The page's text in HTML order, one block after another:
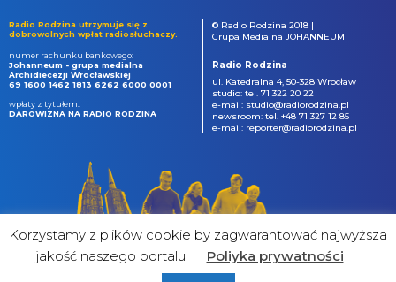
Radio Rodzina utrzymuje się z
dobrowolnych wpłat radiosłuchaczy.
numer rachunku bankowego:
Johanneum - grupa medialna
Archidiecezji Wrocławskiej
69 1600 1462 1813 6262 6000 0001
wpłaty z tytułem:
DAROWIZNA NA RADIO RODZINA
© Radio Rodzina 2018 |
Grupa Medialna JOHANNEUM
Radio Rodzina
ul. Katedralna 4, 50-328 Wrocław
studio: tel. 71 322 20 22
e-mail: studio@radiorodzina.pl
newsroom: tel. +48 71 327 12 85
e-mail: reporter@radiorodzina.pl
Korzystamy z plików cookie by zagwarantować najwyższa
jakość naszego portalu
Poliyka prywatności